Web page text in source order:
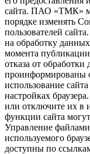
сайта. ПАО «ТМК»
порядке изменять
пользователей
на обработку
момента
отказа от
проинформированы
использование
настройках
или отключите их в
функции сайта
Управление файлами
используемого
доступны по